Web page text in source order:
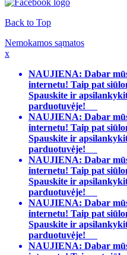
Back to Top
Nemokamos sąmatos
x
NAUJIENA: Dabar
internetu! Taip pat
Spauskite ir
parduotuvėje!
NAUJIENA: Dabar
internetu! Taip pat
Spauskite ir
parduotuvėje!
NAUJIENA: Dabar
internetu! Taip pat
Spauskite ir
parduotuvėje!
NAUJIENA: Dabar
internetu! Taip pat
Spauskite ir
parduotuvėje!
NAUJIENA: Dabar